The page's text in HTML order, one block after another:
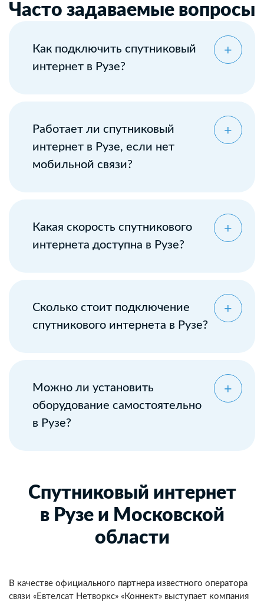
Часто задаваемые вопросы
Как подключить спутниковый
интернет в Рузе?
Работает ли спутниковый
интернет в Рузе, если нет
мобильной связи?
Какая скорость спутникового
интернета доступна в Рузе?
Сколько стоит подключение
спутникового интернета в Рузе?
Можно ли установить
оборудование самостоятельно
в Рузе?
Спутниковый интернет
в Рузе и Московской
области
В качестве официального партнера известного оператора
связи «Евтелсат Нетворкс» «Коннект» выступает компания